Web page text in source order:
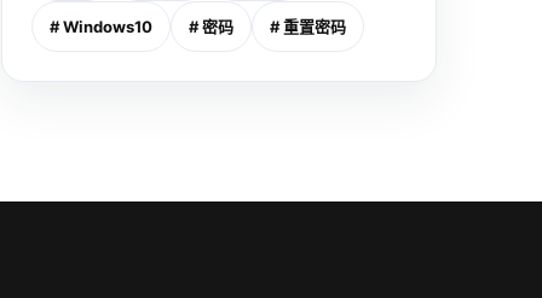
# Windows10 # 密码 # 重置密码